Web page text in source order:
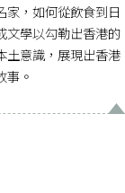
家，如何從飲食到日
文學以勾勒出香港的
土意識，展現出香港
事。